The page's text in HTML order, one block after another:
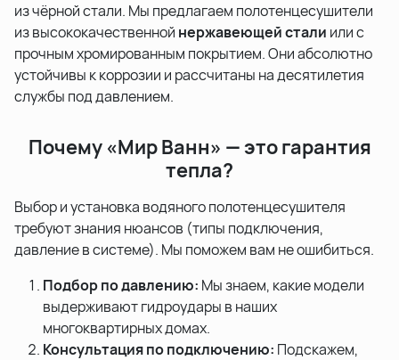
из чёрной стали. Мы предлагаем полотенцесушители
из высококачественной нержавеющей стали или с
прочным хромированным покрытием. Они абсолютно
устойчивы к коррозии и рассчитаны на десятилетия
службы под давлением.
Почему «Мир Ванн» — это гарантия
тепла?
Выбор и установка водяного полотенцесушителя
требуют знания нюансов (типы подключения,
давление в системе). Мы поможем вам не ошибиться.
Подбор по давлению: Мы знаем, какие модели
выдерживают гидроудары в наших
многоквартирных домах.
Консультация по подключению: Подскажем,